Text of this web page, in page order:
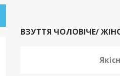
ВЗУТТЯ ЧОЛОВІЧЕ/